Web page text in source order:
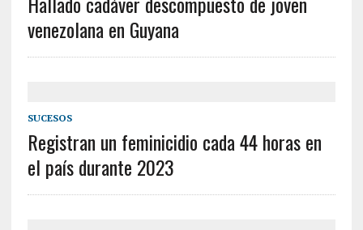
venezolana en Guyana
SUCESOS
Registran un feminicidio cada 44 horas en
el país durante 2023